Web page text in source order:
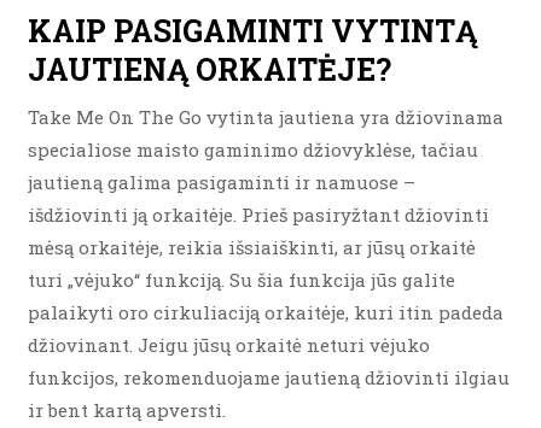
KAIP PASIGAMINTI VYTINTĄ
JAUTIENĄ ORKAITĖJE?
Take Me On The Go vytinta jautiena yra džiovinama
specialiose maisto gaminimo džiovyklėse, tačiau
jautieną galima pasigaminti ir namuose –
išdžiovinti ją orkaitėje. Prieš pasiryžtant džiovinti
mėsą orkaitėje, reikia išsiaiškinti, ar jūsų orkaitė
turi „vėjuko“ funkciją. Su šia funkcija jūs galite
palaikyti oro cirkuliaciją orkaitėje, kuri itin padeda
džiovinant. Jeigu jūsų orkaitė neturi vėjuko
funkcijos, rekomenduojame jautieną džiovinti ilgiau
ir bent kartą apversti.